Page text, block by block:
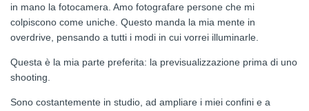
in mano la fotocamera. Amo fotografare persone che mi
colpiscono come uniche. Questo manda la mia mente in
overdrive, pensando a tutti i modi in cui vorrei illuminarle.
Questa è la mia parte preferita: la previsualizzazione prima di uno
shooting.
Sono costantemente in studio, ad ampliare i miei confini e a